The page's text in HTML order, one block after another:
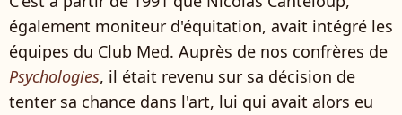
également moniteur d'équitation, avait intégré les
équipes du Club Med. Auprès de nos confrères de
Psychologies, il était revenu sur sa décision de
tenter sa chance dans l'art, lui qui avait alors eu